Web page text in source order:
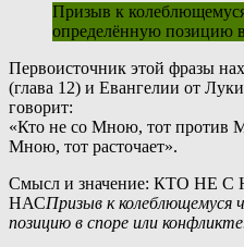
Призыв к колеблющемуся
определённую позицию
Первоисточник этой фразы
(глава 12) и Евангелии от
говорит:
«Кто не со Мною, тот против
Мною, тот расточает».
Смысл и значение: КТО НЕ
НАСПризыв к колеблющемуся
позицию в споре или